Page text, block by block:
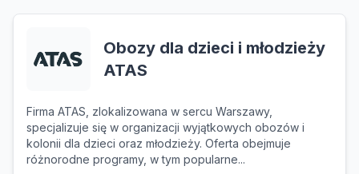
Obozy dla dzieci i młodzieży
ATAS
Firma ATAS, zlokalizowana w sercu Warszawy,
specjalizuje się w organizacji wyjątkowych obozów i
kolonii dla dzieci oraz młodzieży. Oferta obejmuje
różnorodne programy, w tym popularne...